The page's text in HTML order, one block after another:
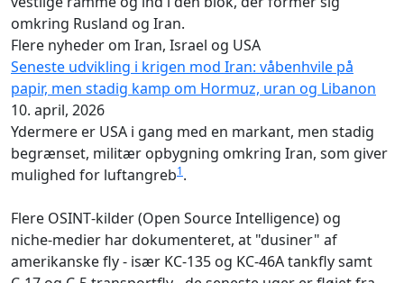
omkring Rusland og Iran.
Flere nyheder om Iran, Israel og USA
Seneste udvikling i krigen mod Iran: våbenhvile på
papir, men stadig kamp om Hormuz, uran og Libanon
10. april, 2026
Ydermere er USA i gang med en markant, men stadig
begrænset, militær opbygning omkring Iran, som giver
mulighed for luftangreb1.
Flere OSINT‑kilder (Open Source Intelligence) og
niche‑medier har dokumenteret, at "dusiner" af
amerikanske fly - især KC‑135 og KC‑46A tankfly samt